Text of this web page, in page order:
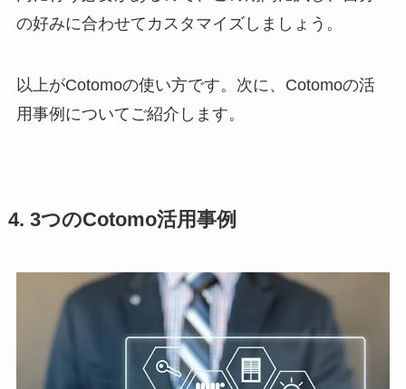
の好みに合わせてカスタマイズしましょう。
以上がCotomoの使い方です。次に、Cotomoの活
用事例についてご紹介します。
4. 3つのCotomo活用事例